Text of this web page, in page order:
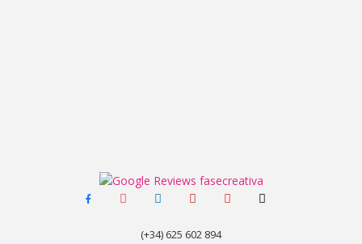
facebook-instagramlinkedin pinterestyoutube tiktok
(+34) 625 602 894